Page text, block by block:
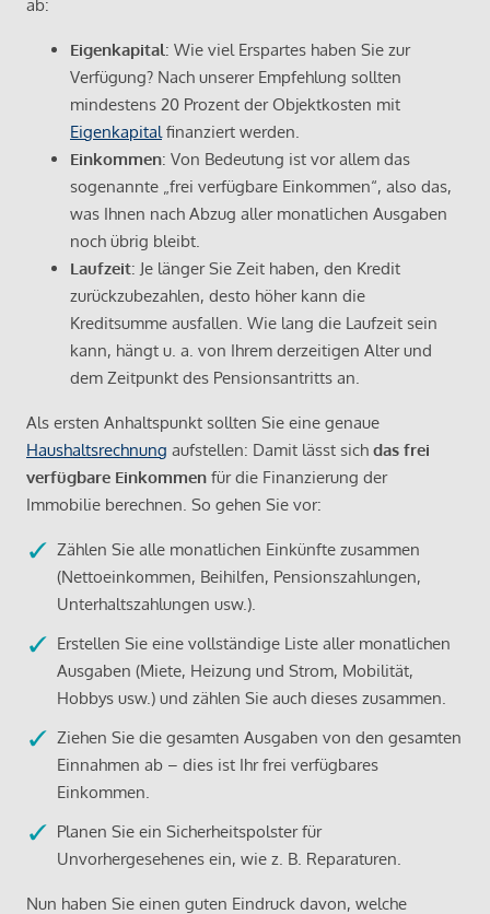
ab:
Eigenkapital: Wie viel Erspartes haben Sie zur
Verfügung? Nach unserer Empfehlung sollten
mindestens 20 Prozent der Objektkosten mit
Eigenkapital finanziert werden.
Einkommen: Von Bedeutung ist vor allem das
sogenannte „frei verfügbare Einkommen“, also das,
was Ihnen nach Abzug aller monatlichen Ausgaben
noch übrig bleibt.
Laufzeit: Je länger Sie Zeit haben, den Kredit
zurückzubezahlen, desto höher kann die
Kreditsumme ausfallen. Wie lang die Laufzeit sein
kann, hängt u. a. von Ihrem derzeitigen Alter und
dem Zeitpunkt des Pensionsantritts an.
Als ersten Anhaltspunkt sollten Sie eine genaue
Haushaltsrechnung aufstellen: Damit lässt sich das frei
verfügbare Einkommen für die Finanzierung der
Immobilie berechnen. So gehen Sie vor:
Zählen Sie alle monatlichen Einkünfte zusammen
(Nettoeinkommen, Beihilfen, Pensionszahlungen,
Unterhaltszahlungen usw.).
Erstellen Sie eine vollständige Liste aller monatlichen
Ausgaben (Miete, Heizung und Strom, Mobilität,
Hobbys usw.) und zählen Sie auch dieses zusammen.
Ziehen Sie die gesamten Ausgaben von den gesamten
Einnahmen ab – dies ist Ihr frei verfügbares
Einkommen.
Planen Sie ein Sicherheitspolster für
Unvorhergesehenes ein, wie z. B. Reparaturen.
Nun haben Sie einen guten Eindruck davon, welche